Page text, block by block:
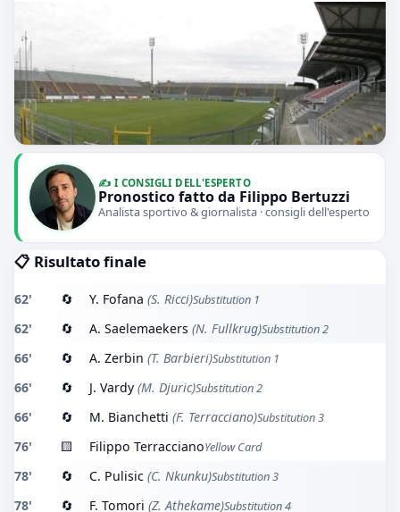
✍️ I CONSIGLI DELL'ESPERTO
Pronostico fatto da Filippo Bertuzzi
Analista sportivo & giornalista · consigli dell'esperto
📋 Risultato finale
62' 🔄 Y. Fofana (S. Ricci)Substitution 1
62' 🔄 A. Saelemaekers (N. Fullkrug)Substitution 2
66' 🔄 A. Zerbin (T. Barbieri)Substitution 1
66' 🔄 J. Vardy (M. Djuric)Substitution 2
66' 🔄 M. Bianchetti (F. Terracciano)Substitution 3
76' 🟨 Filippo TerraccianoYellow Card
78' 🔄 C. Pulisic (C. Nkunku)Substitution 3
78' 🔄 F. Tomori (Z. Athekame)Substitution 4